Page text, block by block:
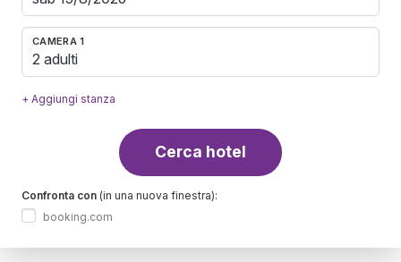
CAMERA 1
2 adulti
+ Aggiungi stanza
Cerca hotel
Confronta con (in una nuova finestra):
booking.com